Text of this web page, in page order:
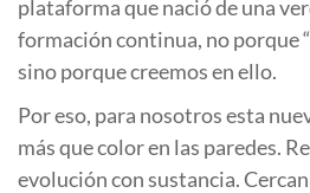
plataforma que nació de una
formación continua, no porque
sino porque creemos en ello.
Por eso, para nosotros esta
más que color en las paredes.
evolución con sustancia.